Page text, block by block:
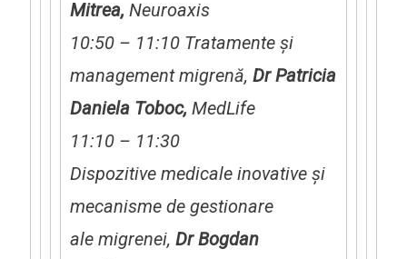
Mitrea, Neuroaxis
10:50 – 11:10 Tratamente și
management migrenă, Dr Patricia
Daniela Toboc, MedLife
11:10 – 11:30
Dispozitive medicale inovative și
mecanisme de gestionare
ale migrenei, Dr Bogdan